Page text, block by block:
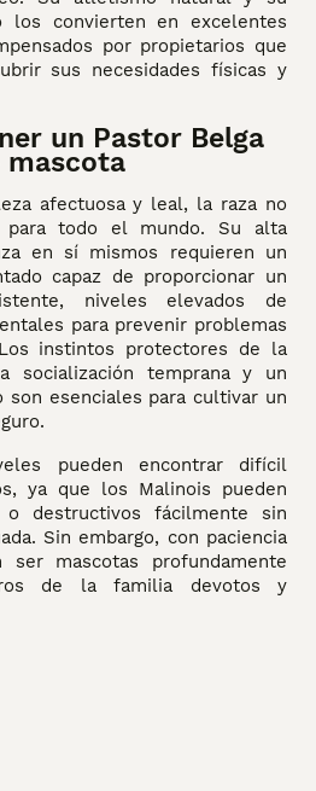
los convierten en excelentes
por propietarios que
sus necesidades físicas y
un Pastor Belga
mascota
afectuosa y leal, la raza no
todo el mundo. Su alta
en sí mismos requieren un
capaz de proporcionar un
niveles elevados de
para prevenir problemas
instintos protectores de la
socialización temprana y un
son esenciales para cultivar un
pueden encontrar difícil
ya que los Malinois pueden
o destructivos fácilmente sin
Sin embargo, con paciencia
ser mascotas profundamente
de la familia devotos y